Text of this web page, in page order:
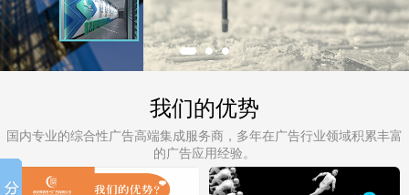
我们的优势
国内专业的综合性广告高端集成服务商，多年在广告行业领域积累丰富
的广告应用经验。